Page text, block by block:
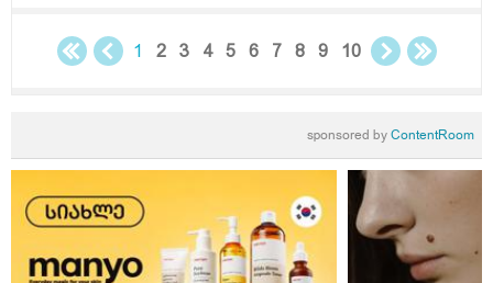
1 2 3 4 5 6 7 8 9 10
sponsored byContentRoom